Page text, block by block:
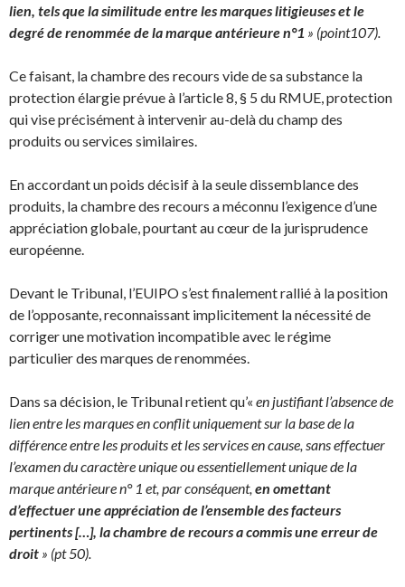
lien, tels que la similitude entre les marques litigieuses et le
degré de renommée de la marque antérieure n°1 » (point107).
Ce faisant, la chambre des recours vide de sa substance la
protection élargie prévue à l’article 8, § 5 du RMUE, protection
qui vise précisément à intervenir au-delà du champ des
produits ou services similaires.
En accordant un poids décisif à la seule dissemblance des
produits, la chambre des recours a méconnu l’exigence d’une
appréciation globale, pourtant au cœur de la jurisprudence
européenne.
Devant le Tribunal, l’EUIPO s’est finalement rallié à la position
de l’opposante, reconnaissant implicitement la nécessité de
corriger une motivation incompatible avec le régime
particulier des marques de renommées.
Dans sa décision, le Tribunal retient qu’« en justifiant l’absence de
lien entre les marques en conflit uniquement sur la base de la
différence entre les produits et les services en cause, sans effectuer
l’examen du caractère unique ou essentiellement unique de la
marque antérieure n° 1 et, par conséquent, en omettant
d’effectuer une appréciation de l’ensemble des facteurs
pertinents […], la chambre de recours a commis une erreur de
droit » (pt 50).